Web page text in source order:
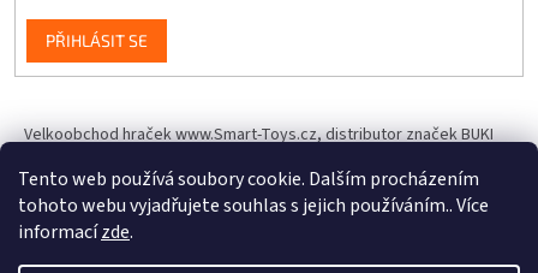
Tento web používá soubory cookie. Dalším procházením
tohoto webu vyjadřujete souhlas s jejich používáním.. Více
informacízde.
PŘIHLÁSIT SE
Velkoobchod hraček www.Smart-Toys.cz, distributor značek BUKI